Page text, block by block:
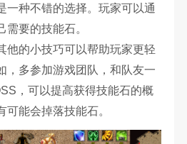
一种不错的选择。玩家可以通
要的技能石。
他的小技巧可以帮助玩家更轻
，多参加游戏团队，和队友一
，可以提高获得技能石的概
能会掉落技能石。